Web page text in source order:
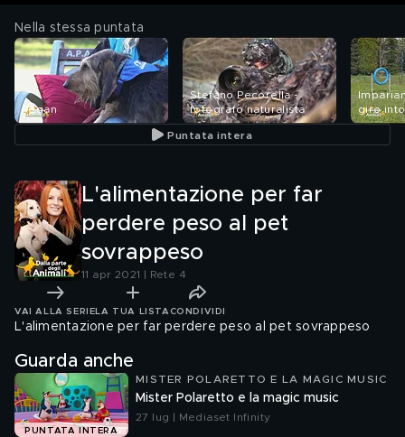
Nella stessa puntata
Regan
Stefano Pecorella -
fotografo naturalista
giro
Puntata intera
L'alimentazione per far
perdere peso al pet
sovrappeso
11 apr 2021 | Rete 4
VAI ALLA SERIE LA TUA LISTA CONDIVIDI
L'alimentazione per far perdere peso al pet sovrappeso
Guarda anche
PUNTATA INTERA
MISTER POLARETTO E LA MAGIC MUSIC
Mister Polaretto e la magic music
27 lug | Mediaset Infinity